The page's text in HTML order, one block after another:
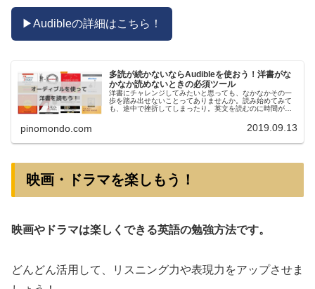
▶︎Audibleの詳細はこちら！
多読が続かないならAudibleを使おう！洋書がな
かなか読めないときの必須ツール
洋書にチャレンジしてみたいと思っても、なかなかその一
歩を踏み出せないことってありませんか。読み始めてみて
も、途中で挫折してしまったり。英文を読むのに時間がか
pinomondo.com 2019.09.13
映画・ドラマを楽しもう！
映画やドラマは楽しくできる英語の勉強方法です。
どんどん活用して、リスニング力や表現力をアップさせま